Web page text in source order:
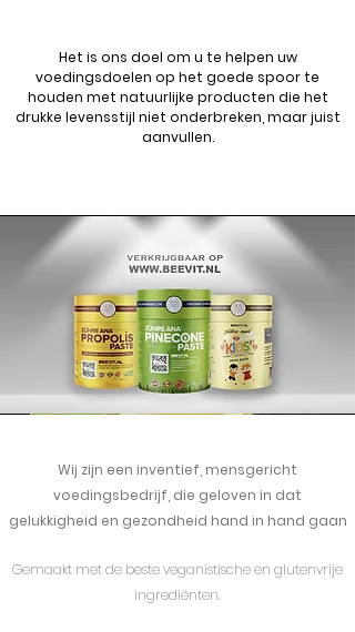
Het is ons doel om u te helpen uw
voedingsdoelen op het goede spoor te
houden met natuurlijke producten die het
drukke levensstijl niet onderbreken, maar juist
aanvullen.
Wij zijn een inventief, mensgericht
voedingsbedrijf, die geloven in dat
gelukkigheid en gezondheid hand in hand gaan
Gemaakt met de beste veganistische en glutenvrije
ingrediënten.